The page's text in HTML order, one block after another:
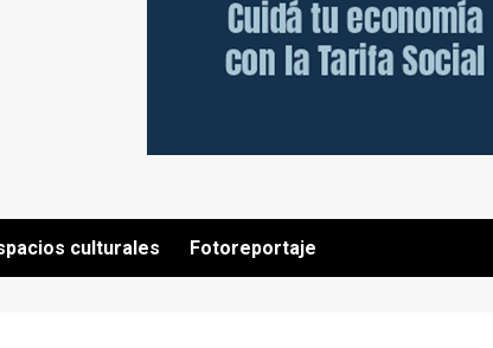
culturales Fotoreportaje